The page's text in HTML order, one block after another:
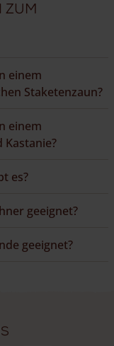
einem
Staketenzaun?
einem
Kastanie?
es?
geeignet?
geeignet?